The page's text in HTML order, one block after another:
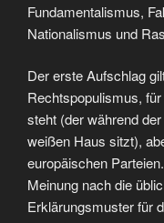
Fundamentalismus,
Nationalismus und
Der erste Aufschlag
Rechtspopulismus,
steht (der während
weißen Haus sitzt),
europäischen
Meinung nach die
Erklärungsmuster für